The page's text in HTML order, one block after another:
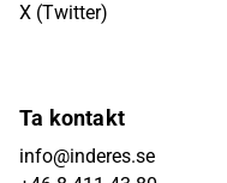
X (Twitter)
Ta kontakt
info@inderes.se